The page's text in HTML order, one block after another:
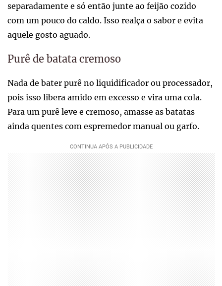
separadamente e só então junte ao feijão cozido
com um pouco do caldo. Isso realça o sabor e evita
aquele gosto aguado.
Purê de batata cremoso
Nada de bater purê no liquidificador ou processador,
pois isso libera amido em excesso e vira uma cola.
Para um purê leve e cremoso, amasse as batatas
ainda quentes com espremedor manual ou garfo.